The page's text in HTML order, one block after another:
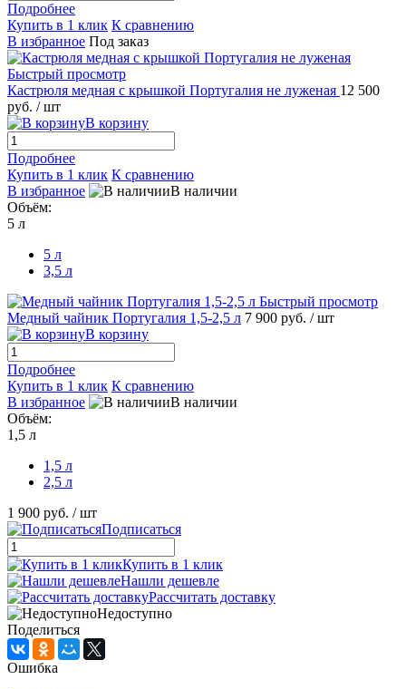
Подробнее
Купить в 1 клик К сравнению
В избранное Под заказ
Быстрый просмотр
Кастрюля медная с крышкой Португалия не луженая 12 500
руб. / шт
В корзину
Подробнее
Купить в 1 клик К сравнению
В избранное
В наличии
Объём:
5 л
5 л
3,5 л
Быстрый просмотр
Медный чайник Португалия 1,5-2,5 л 7 900 руб. / шт
В корзину
Подробнее
Купить в 1 клик К сравнению
В избранное
В наличии
Объём:
1,5 л
1,5 л
2,5 л
1 900 руб. / шт
Подписаться
Купить в 1 клик
Нашли дешевле
Рассчитать доставку
Недоступно
Поделиться
Ошибка